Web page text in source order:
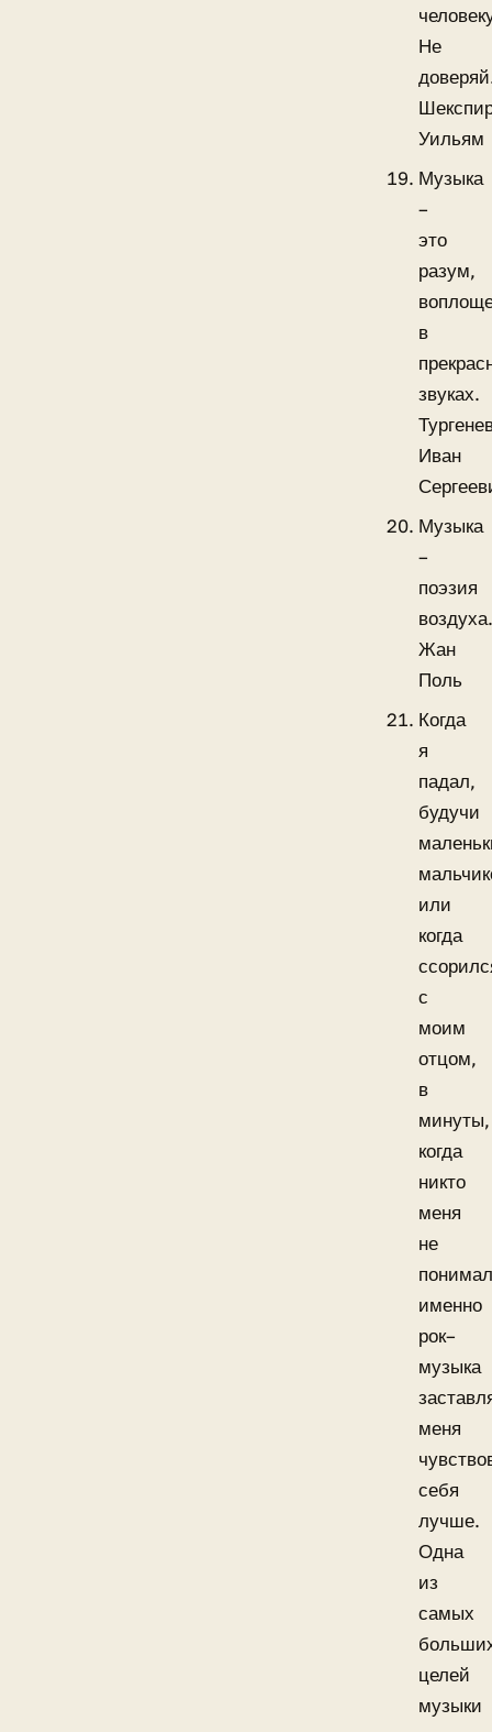
Не
Уильям
Музыка
–
это
разум,
в
звуках.
Иван
Музыка
–
поэзия
Жан
Поль
Когда
я
падал,
будучи
или
когда
с
моим
отцом,
в
минуты,
когда
никто
меня
не
именно
рок–
музыка
меня
себя
лучше.
Одна
из
самых
целей
музыки